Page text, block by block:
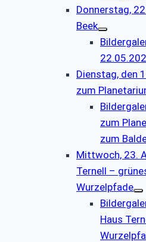
Donnerstag,
Beek
Dienstag, den
zum
zum
zum
Mittwoch, 23.
Ternell –
Wurzelpfade
Haus